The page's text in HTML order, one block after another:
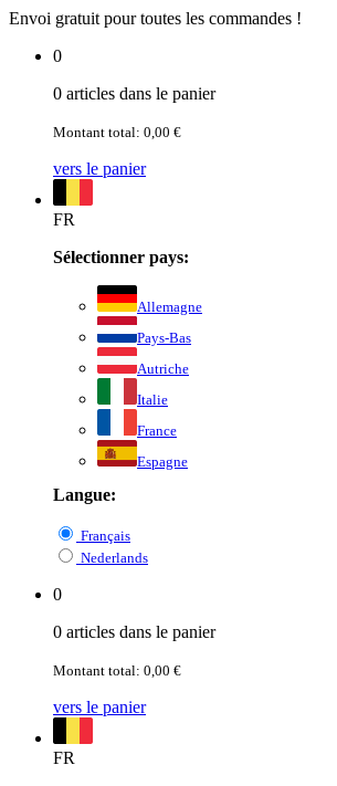
Envoi gratuit pour toutes les commandes !
0
0 articles dans le panier
Montant total: 0,00 €
vers le panier
FR
Sélectionner pays:
Allemagne
Pays-Bas
Autriche
Italie
France
Espagne
Langue:
Français
Nederlands
0
0 articles dans le panier
Montant total: 0,00 €
vers le panier
FR